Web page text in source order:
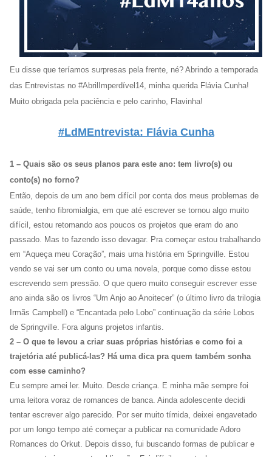
Eu disse que teríamos surpresas pela frente, né? Abrindo a temporada
das Entrevistas no #AbrilImperdível14, minha querida Flávia Cunha!
Muito obrigada pela paciência e pelo carinho, Flavinha!
#LdMEntrevista: Flávia Cunha
1 – Quais são os seus planos para este ano: tem livro(s) ou
conto(s) no forno?
Então, depois de um ano bem difícil por conta dos meus problemas de
saúde, tenho fibromialgia, em que até escrever se tornou algo muito
difícil, estou retomando aos poucos os projetos que eram do ano
passado. Mas to fazendo isso devagar. Pra começar estou trabalhando
em “Aqueça meu Coração”, mais uma história em Springville. Estou
vendo se vai ser um conto ou uma novela, porque como disse estou
escrevendo sem pressão. O que quero muito conseguir escrever esse
ano ainda são os livros “Um Anjo ao Anoitecer” (o último livro da trilogia
Irmãs Campbell) e “Encantada pelo Lobo” continuação da série Lobos
de Springville. Fora alguns projetos infantis.
2 – O que te levou a criar suas próprias histórias e como foi a
trajetória até publicá-las? Há uma dica pra quem também sonha
com esse caminho?
Eu sempre amei ler. Muito. Desde criança. E minha mãe sempre foi
uma leitora voraz de romances de banca. Ainda adolescente decidi
tentar escrever algo parecido. Por ser muito tímida, deixei engavetado
por um longo tempo até começar a publicar na comunidade Adoro
Romances do Orkut. Depois disso, fui buscando formas de publicar e